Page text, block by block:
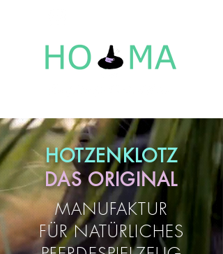
HOTZENKLOTZ
DAS ORIGINAL
MANUFAKTUR
FÜR NATÜRLICHES